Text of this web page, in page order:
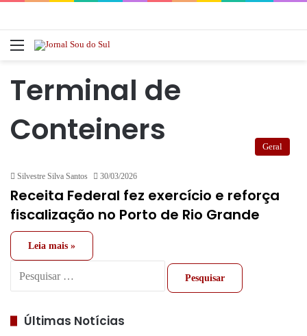
Menu
Terminal de
Conteiners
Geral
Silvestre Silva Santos 30/03/2026
Receita Federal fez exercício e reforça
fiscalização no Porto de Rio Grande
Leia mais »
por:
Últimas Notícias